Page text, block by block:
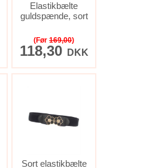
Elastikbælte
guldspænde, sort
(Før 169,00)
118,30DKK
Sort elastikbælte